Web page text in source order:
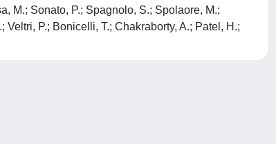
M.; Sonato, P.; Spagnolo, S.; Spolaore, M.;
P.; Bonicelli, T.; Chakraborty, A.; Patel, H.;